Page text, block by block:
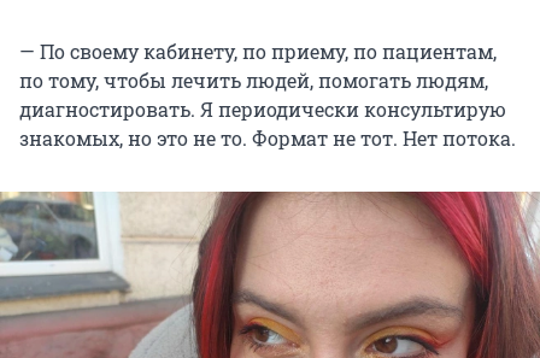
— По своему кабинету, по приему, по пациентам,
по тому, чтобы лечить людей, помогать людям,
диагностировать. Я периодически консультирую
знакомых, но это не то. Формат не тот. Нет потока.